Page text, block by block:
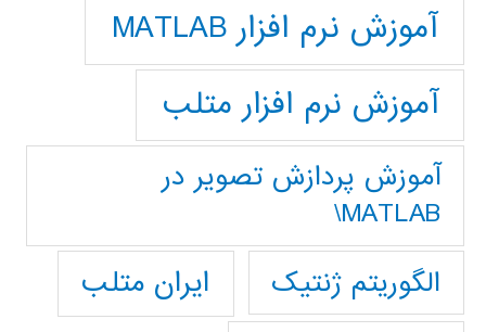
آموزش نرم افزار MATLAB
آموزش نرم افزار متلب
آموزش پردازش تصوير در
MATLAB\
الگوریتم ژنتیک
ایران متلب